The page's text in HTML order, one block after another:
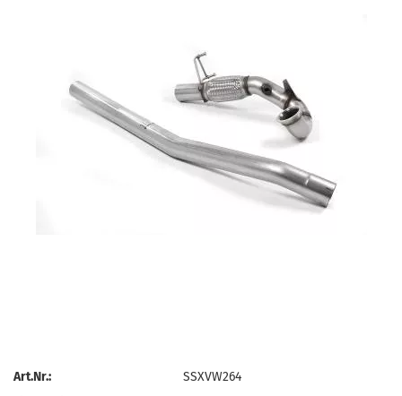
Art.Nr.:
SSXVW264